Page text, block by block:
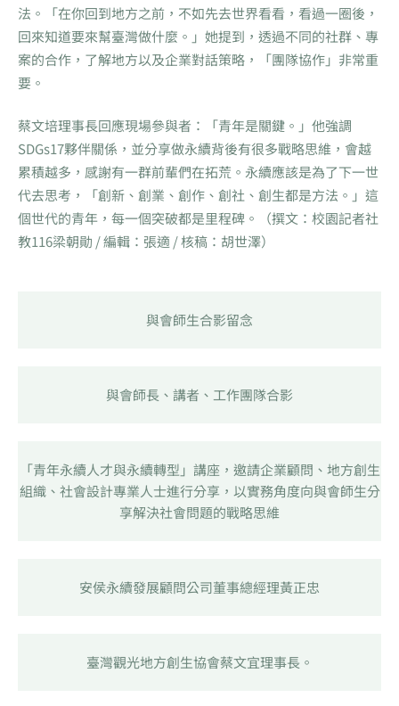
法。「在你回到地方之前，不如先去世界看看，看過一圈後，
回來知道要來幫臺灣做什麼。」她提到，透過不同的社群、專
案的合作，了解地方以及企業對話策略，「團隊協作」非常重
要。
蔡文培理事長回應現場參與者：「青年是關鍵。」他強調
SDGs17夥伴關係，並分享做永續背後有很多戰略思維，會越
累積越多，感謝有一群前輩們在拓荒。永續應該是為了下一世
代去思考，「創新、創業、創作、創社、創生都是方法。」這
個世代的青年，每一個突破都是里程碑。（撰文：校園記者社
教116梁朝勛 / 編輯：張適 / 核稿：胡世澤）
與會師生合影留念
與會師長、講者、工作團隊合影
「青年永續人才與永續轉型」講座，邀請企業顧問、地方創生
組織、社會設計專業人士進行分享，以實務角度向與會師生分
享解決社會問題的戰略思維
安侯永續發展顧問公司董事總經理黃正忠
臺灣觀光地方創生協會蔡文宜理事長。